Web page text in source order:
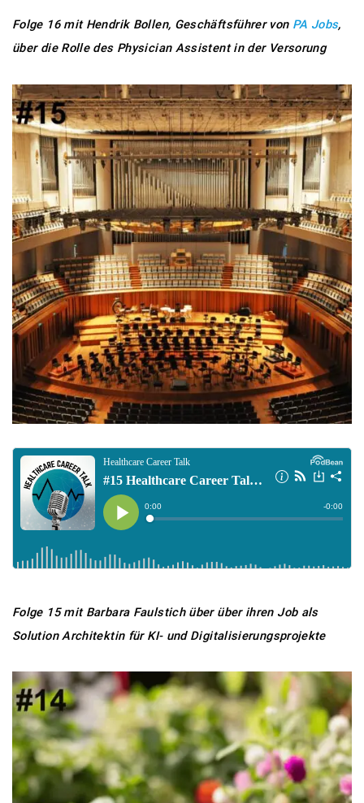
Folge 16 mit Hendrik Bollen, Geschäftsführer von PA Jobs,
über die Rolle des Physician Assistent in der Versorung
Folge 15 mit Barbara Faulstich über über ihren Job als
Solution Architektin für KI- und Digitalisierungsprojekte